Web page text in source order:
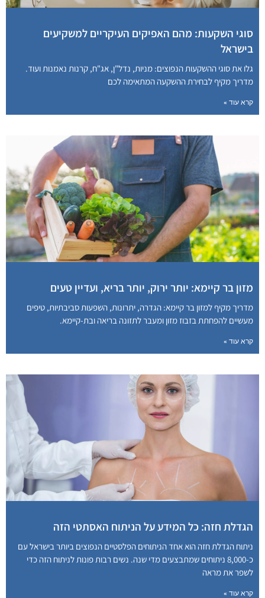
סוגי השקעות: מהם האפיקים העיקריים למשקיעים
בישראל
גלו את סוגי ההשקעות הנפוצים: מניות, נדל"ן, אג"ח, קרנות נאמנות ועוד.
מדריך מקיף לבחירת ההשקעה המתאימה לכם
קרא עוד »
מזון בר קיימא: יותר ירוק, יותר בריא, ועדיין טעים
מדריך מקיף למזון בר קיימא: הגדרה, יתרונות, השפעות סביבתיות, טיפים
מעשיים להפחתת בזבוז מזון ומעבר לתזונה בריאה ובת-קיימא.
קרא עוד »
הגדלת חזה: כל המידע על הניתוח האסתטי הזה
ניתוח הגדלת חזה הוא אחד הניתוחים הפלסטיים הנפוצים ביותר בישראל עם
כ-8,000 ניתוחים שמתבצעים מדי שנה. נשים רבות פונות לניתוח הזה כדי
לשפר את מראה
קרא עוד »